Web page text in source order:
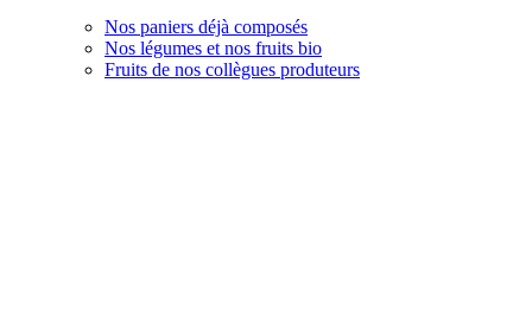
Nos paniers déjà composés
Nos légumes et nos fruits bio
Fruits de nos collègues produteurs